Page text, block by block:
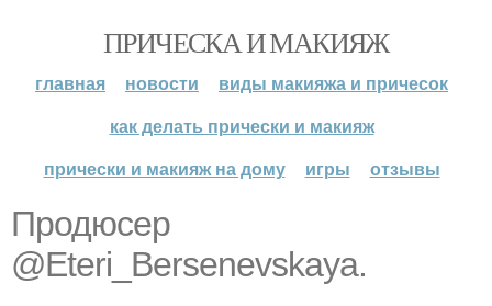
ПРИЧЕСКА И МАКИЯЖ
главная новости
виды макияжа и причесок
как делать прически и макияж
прически и макияж на дому
игры отзывы
Продюсер
@Eteri_Bersenevskaya.